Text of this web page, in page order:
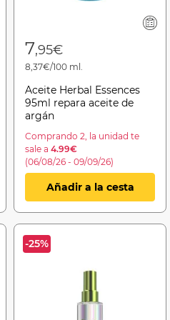
7,95€
8,37€/100 ml.
Aceite Herbal Essences
95ml repara aceite de
argán
Comprando 2, la unidad te
sale a 4.99€
(06/08/26 - 09/09/26)
Añadir a la cesta
-25%